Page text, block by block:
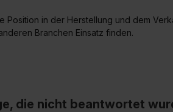
Position in der Herstellung und dem
Branchen Einsatz finden.
die nicht beantwortet